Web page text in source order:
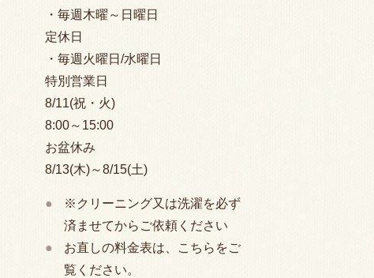
・毎週木曜～日曜日
定休日
・毎週火曜日/水曜日
特別営業日
8/11(祝・火)
8:00～15:00
お盆休み
8/13(木)～8/15(土)
※クリーニング又は洗濯を必ず
済ませてからご依頼ください
お直しの料金表は、こちらをご
覧ください。